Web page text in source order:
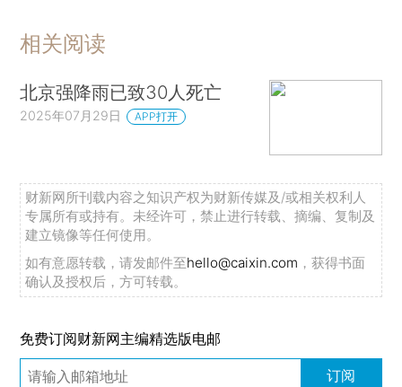
相关阅读
北京强降雨已致30人死亡
2025年07月29日 APP打开
财新网所刊载内容之知识产权为财新传媒及/或相关权利人
专属所有或持有。未经许可，禁止进行转载、摘编、复制及
建立镜像等任何使用。
如有意愿转载，请发邮件至hello@caixin.com ，获得书面
确认及授权后，方可转载。
免费订阅财新网主编精选版电邮
订阅